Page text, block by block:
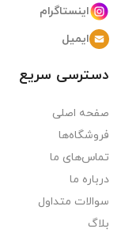
اینستاگرام
ایمیل
دسترسی سریع
صفحه اصلی
فروشگاه‌ها
تماس‌های ما
درباره ما
سوالات متداول
بلاگ